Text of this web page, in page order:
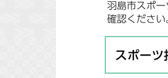
羽島市スポ
確認ください
スポーツ